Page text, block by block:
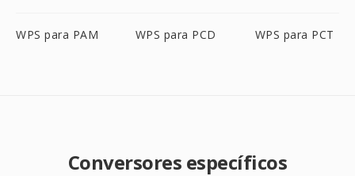
WPS para PAM WPS para PCD WPS para PCT
Conversores específicos